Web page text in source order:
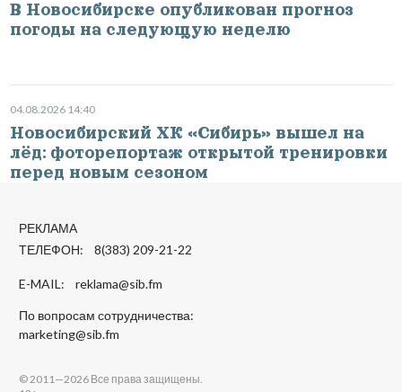
В Новосибирске опубликован прогноз
погоды на следующую неделю
04.08.2026 14:40
Новосибирский ХК «Сибирь» вышел на
лёд: фоторепортаж открытой тренировки
перед новым сезоном
РЕКЛАМА
ТЕЛЕФОН: 8(383) 209-21-22
E-MAIL: reklama@sib.fm
По вопросам сотрудничества:
marketing@sib.fm
© 2011—2026 Все права защищены.